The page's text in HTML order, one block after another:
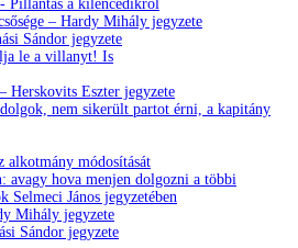
Pillantás a kilencedikről
– Hardy Mihály jegyzete
Sándor jegyzete
le a villanyt! Is
Herskovits Eszter jegyzete
nem sikerült partot érni, a kapitány
alkotmány módosítását
avagy hova menjen dolgozni a többi
Selmeci János jegyzetében
Mihály jegyzete
Sándor jegyzete